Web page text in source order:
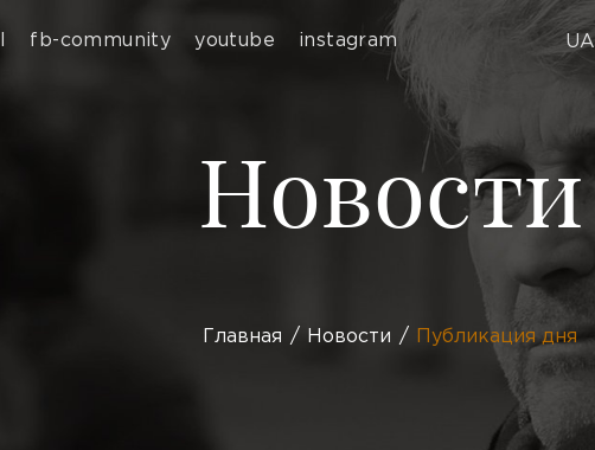
fb-community youtube instagram UA
Новости
Главная Новости Публикация дня